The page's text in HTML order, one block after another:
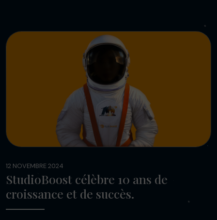
12 NOVEMBRE 2024
StudioBoost célèbre 10 ans de
croissance et de succès.